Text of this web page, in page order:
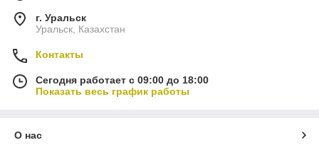
г. Уральск
Уральск, Казахстан
Контакты
Сегодня работает с 09:00 до 18:00
Показать весь график работы
О нас